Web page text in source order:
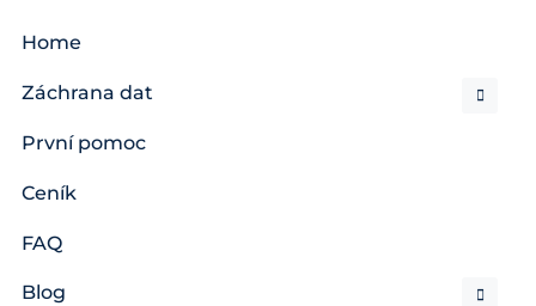
Home
Záchrana dat
První pomoc
Ceník
FAQ
Blog